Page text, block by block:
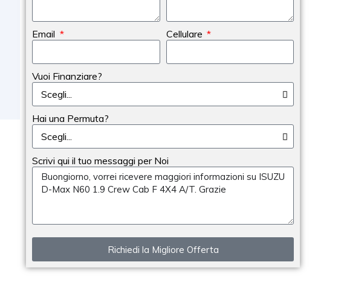
Email Cellulare
Vuoi Finanziare?
Hai una Permuta?
Scrivi qui il tuo messaggi per Noi
Richiedi la Migliore Offerta